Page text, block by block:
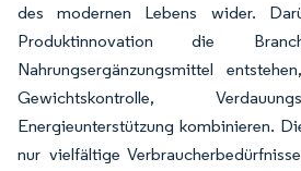
des modernen Lebens wider.
Produktinnovation die
Nahrungsergänzungsmittel
Gewichtskontrolle,
Energieunterstützung kombinieren.
nur vielfältige